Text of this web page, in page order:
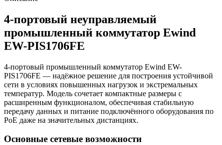
4-портовый неуправляемый
промышленный коммутатор Ewind
EW-PIS1706FE
4-портовый промышленный коммутатор Ewind EW-
PIS1706FE — надёжное решение для построения устойчивой
сети в условиях повышенных нагрузок и экстремальных
температур. Модель сочетает компактные размеры с
расширенным функционалом, обеспечивая стабильную
передачу данных и питание подключённого оборудования по
PoE даже на значительных дистанциях.
Основные сетевые возможности